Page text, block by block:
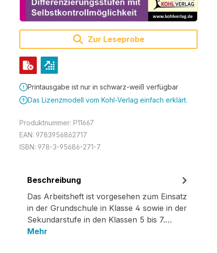
Zur Leseprobe
Printausgabe ist nur in schwarz-weiß verfügbar
Das Lizenzmodell vom Kohl-Verlag einfach erklärt.
Produktnummer: P11667
EAN: 9783956862717
ISBN: 978-3-95686-271-7
Beschreibung
Das Arbeitsheft ist vorgesehen zum Einsatz
in der Grundschule in Klasse 4 sowie in der
Sekundarstufe in den Klassen 5 bis 7.…
Mehr